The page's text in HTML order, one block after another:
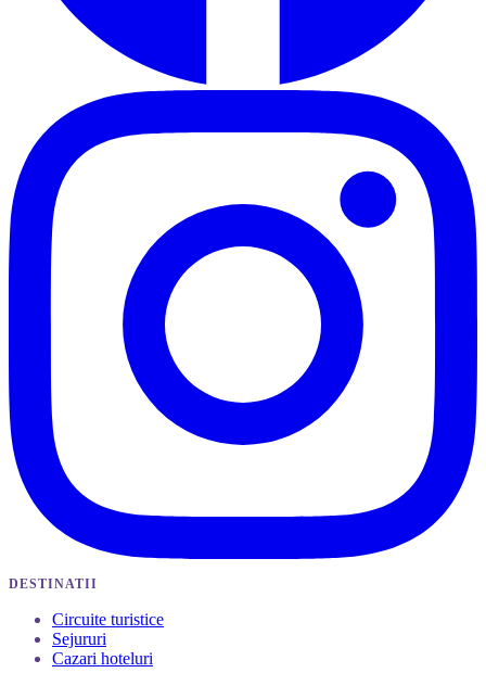
DESTINATII
Circuite turistice
Sejururi
Cazari hoteluri